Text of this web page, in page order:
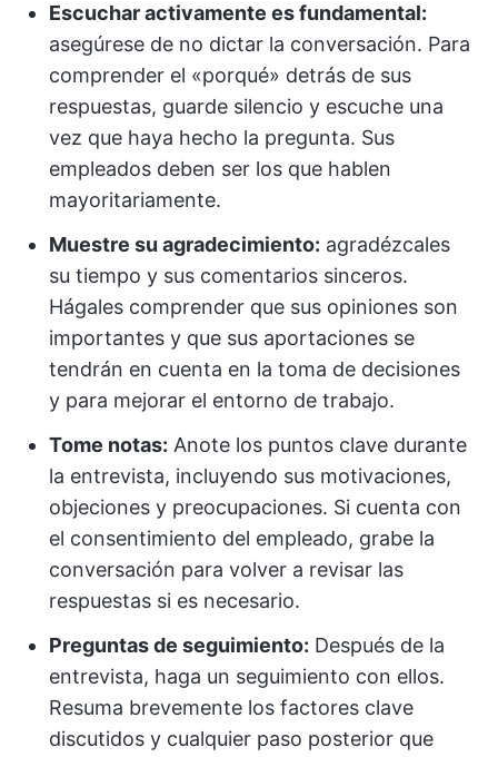
Escuchar activamente es fundamental:
asegúrese de no dictar la conversación. Para
comprender el «porqué» detrás de sus
respuestas, guarde silencio y escuche una
vez que haya hecho la pregunta. Sus
empleados deben ser los que hablen
mayoritariamente.
Muestre su agradecimiento: agradézcales
su tiempo y sus comentarios sinceros.
Hágales comprender que sus opiniones son
importantes y que sus aportaciones se
tendrán en cuenta en la toma de decisiones
y para mejorar el entorno de trabajo.
Tome notas: Anote los puntos clave durante
la entrevista, incluyendo sus motivaciones,
objeciones y preocupaciones. Si cuenta con
el consentimiento del empleado, grabe la
conversación para volver a revisar las
respuestas si es necesario.
Preguntas de seguimiento: Después de la
entrevista, haga un seguimiento con ellos.
Resuma brevemente los factores clave
discutidos y cualquier paso posterior que